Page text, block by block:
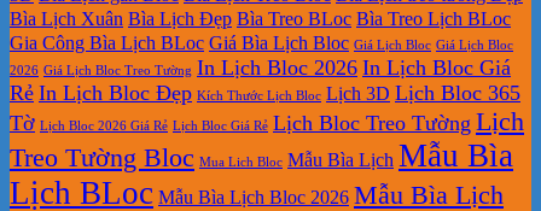
Bìa Lịch Xuân Bìa Lịch Đẹp Bìa Treo BLoc Bìa Treo Lịch BLoc
Gia Công Bìa Lịch BLoc Giá Bìa Lịch Bloc Giá Lịch Bloc Giá Lịch Bloc
2026 Giá Lịch Bloc Treo Tường In Lịch Bloc 2026 In Lịch Bloc Giá
Rẻ In Lịch Bloc Đẹp Kích Thước Lịch Bloc Lịch 3D Lịch Bloc 365
Tờ Lịch Bloc 2026 Giá Rẻ Lịch Bloc Giá Rẻ Lịch Bloc Treo Tường Lịch
Treo Tường Bloc Mua Lich Bloc Mẫu Bìa Lịch Mẫu Bìa
Lịch BLoc Mẫu Bìa Lịch Bloc 2026 Mẫu Bìa Lịch